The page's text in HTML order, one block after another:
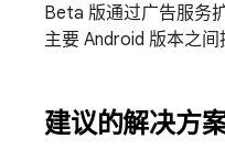
Beta 版通过广告服务
主要 Android 版本之间
建议的解决方